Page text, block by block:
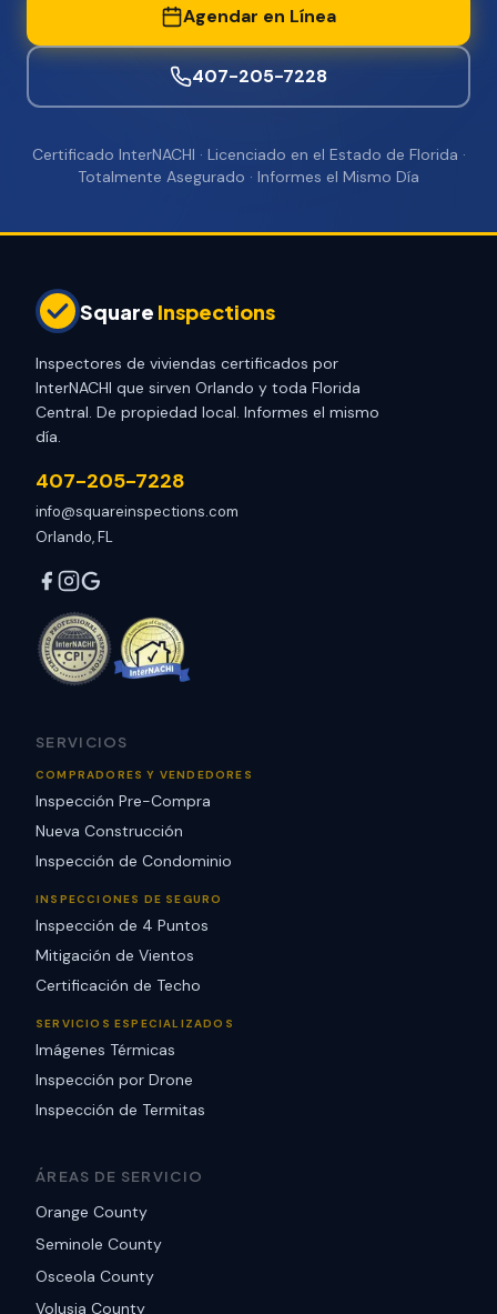
Agendar en Línea
407-205-7228
Certificado InterNACHI · Licenciado en el Estado de Florida ·
Totalmente Asegurado · Informes el Mismo Día
Square Inspections
Inspectores de viviendas certificados por
InterNACHI que sirven Orlando y toda Florida
Central. De propiedad local. Informes el mismo
día.
407-205-7228
info@squareinspections.com
Orlando, FL
SERVICIOS
COMPRADORES Y VENDEDORES
Inspección Pre-Compra
Nueva Construcción
Inspección de Condominio
INSPECCIONES DE SEGURO
Inspección de 4 Puntos
Mitigación de Vientos
Certificación de Techo
SERVICIOS ESPECIALIZADOS
Imágenes Térmicas
Inspección por Drone
Inspección de Termitas
ÁREAS DE SERVICIO
Orange County
Seminole County
Osceola County
Volusia County